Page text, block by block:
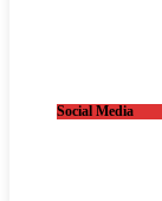
Social Media